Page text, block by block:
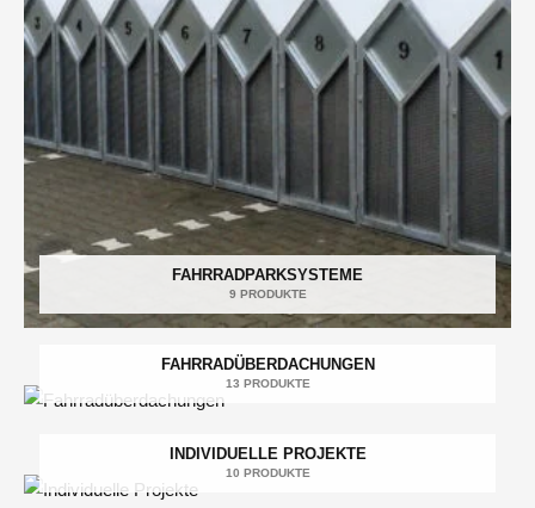
FAHRRADPARKSYSTEME
9 PRODUKTE
FAHRRADÜBERDACHUNGEN
13 PRODUKTE
INDIVIDUELLE PROJEKTE
10 PRODUKTE